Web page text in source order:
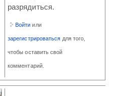
разрядиться.
Войти или
зарегистрироваться для того,
чтобы оставить свой
комментарий.